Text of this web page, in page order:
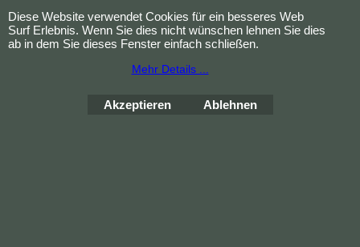
bleichen, nicht bügeln und nicht im
Wäschetrockner trocknen.
Diese Website verwendet Cookies für ein besseres Web
Surf Erlebnis. Wenn Sie dies nicht wünschen lehnen Sie dies
ab in dem Sie dieses Fenster einfach schließen.
Mehr Details ...
Akzeptieren Ablehnen